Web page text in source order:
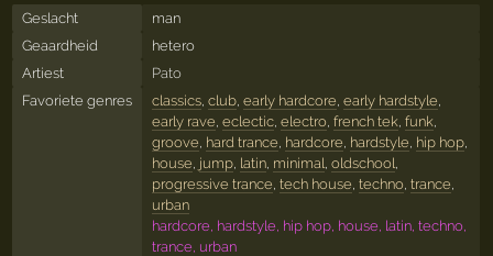
Geslacht
man
Geaardheid
hetero
Artiest
Pato
Favoriete genres
classics, club, early hardcore early hardstyle
early rave eclectic, electro, french tek, funk,
groove hard trance hardcore hardstyle hip hop,
house jump, latin, minimal oldschool
progressive trance tech house techno, trance
urban
hardcore, hardstyle, hip hop, house, latin, techno,
trance, urban